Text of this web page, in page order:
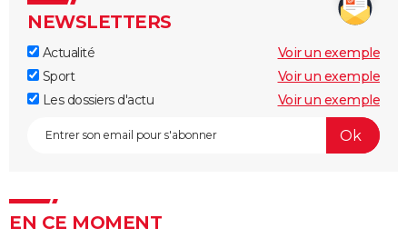
NEWSLETTERS
Actualité
Voir un exemple
Sport
Voir un exemple
Les dossiers d'actu
Voir un exemple
EN CE MOMENT